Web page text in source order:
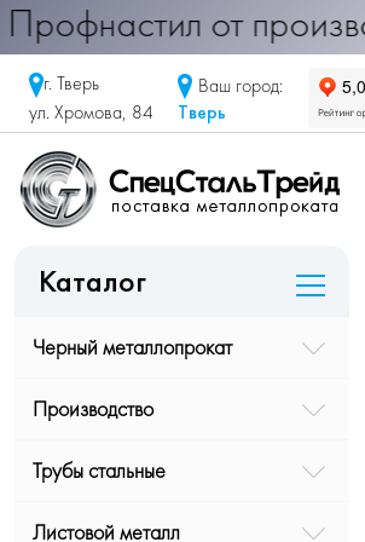
от
г. Тверь
ул. Хромова, 84
Ваш город:
Тверь
Каталог
Черный металлопрокат
Производство
Трубы стальные
Листовой металл